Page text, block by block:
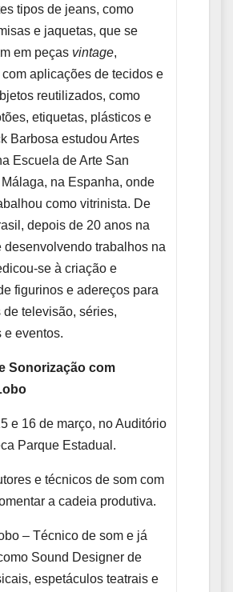
tipos de jeans, como
e jaquetas, que se
em peças vintage,
aplicações de tecidos e
reutilizados, como
etiquetas, plásticos e
Barbosa estudou Artes
Escuela de Arte San
na Espanha, onde
como vitrinista. De
depois de 20 anos na
desenvolvendo trabalhos na
se à criação e
figurinos e adereços para
de televisão, séries,
e eventos.
Sonorização com
e 16 de março, no Auditório
Parque Estadual.
e técnicos de som com
a cadeia produtiva.
– Técnico de som e já
Sound Designer de
espetáculos teatrais e